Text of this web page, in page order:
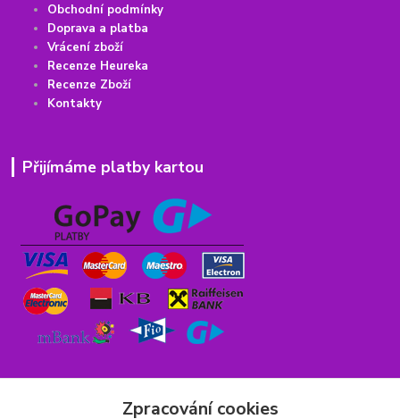
Obchodní podmínky
Doprava a platba
Vrácení zboží
Recenze Heureka
Recenze Zboží
Kontakty
Přijímáme platby kartou
Zpracování cookies